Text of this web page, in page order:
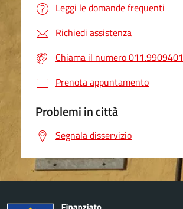
Leggi le domande frequenti
Richiedi assistenza
Chiama il numero 011.9909401
Prenota appuntamento
Problemi in città
Segnala disservizio